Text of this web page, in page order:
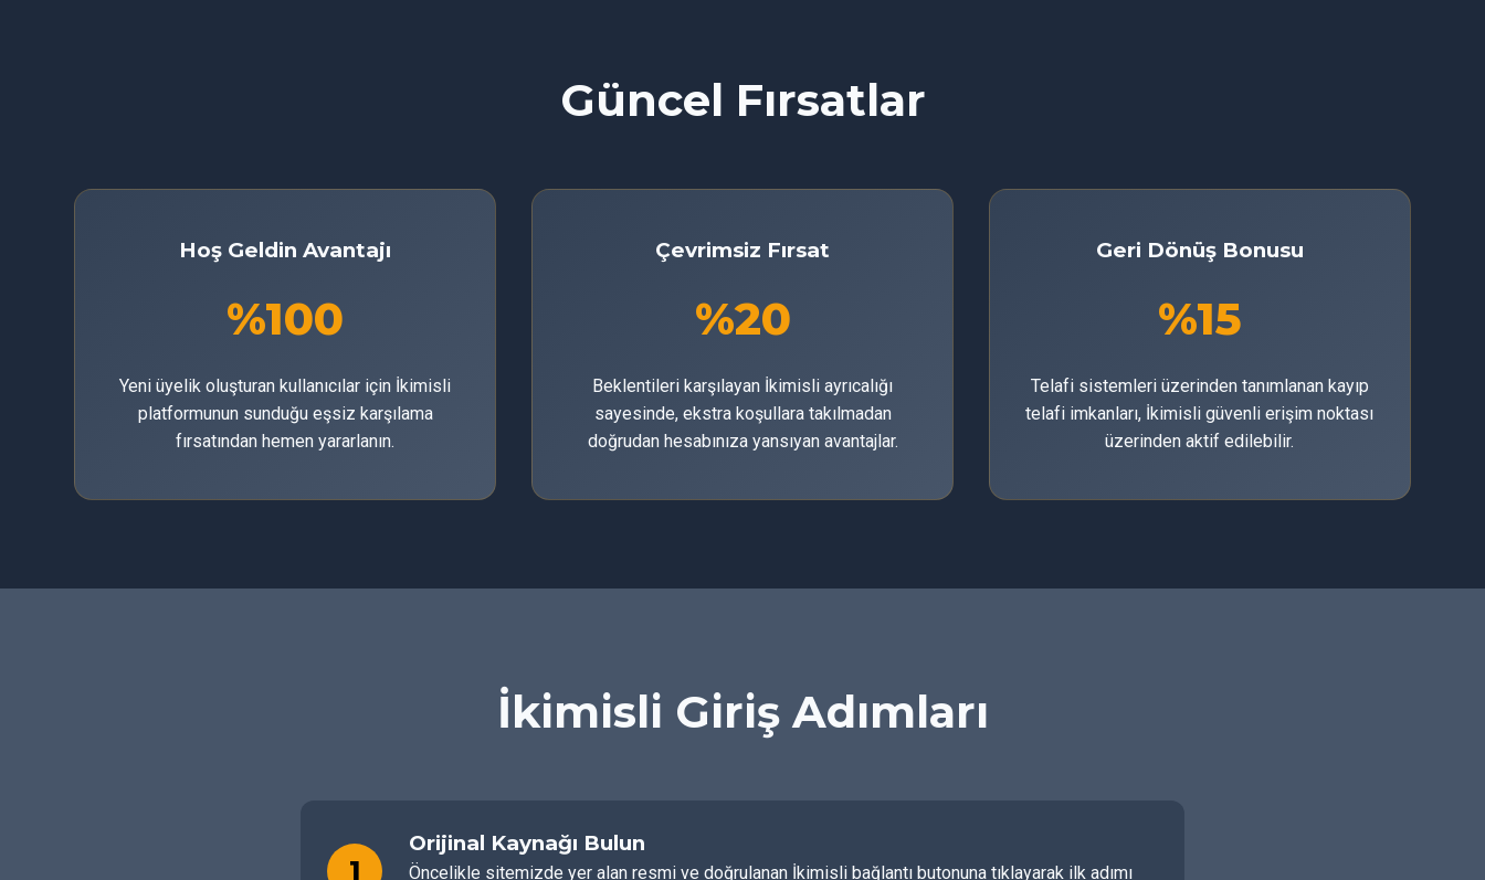
Güncel Fırsatlar
Hoş Geldin Avantajı
%100
Yeni üyelik oluşturan kullanıcılar için İkimisli
platformunun sunduğu eşsiz karşılama
fırsatından hemen yararlanın.
Çevrimsiz Fırsat
%20
Beklentileri karşılayan İkimisli ayrıcalığı
sayesinde, ekstra koşullara takılmadan
doğrudan hesabınıza yansıyan avantajlar.
Geri Dönüş Bonusu
%15
Telafi sistemleri üzerinden tanımlanan kayıp
telafi imkanları, İkimisli güvenli erişim noktası
üzerinden aktif edilebilir.
İkimisli Giriş Adımları
1
Orijinal Kaynağı Bulun
Öncelikle sitemizde yer alan resmi ve doğrulanan İkimisli bağlantı butonuna tıklayarak ilk adımı